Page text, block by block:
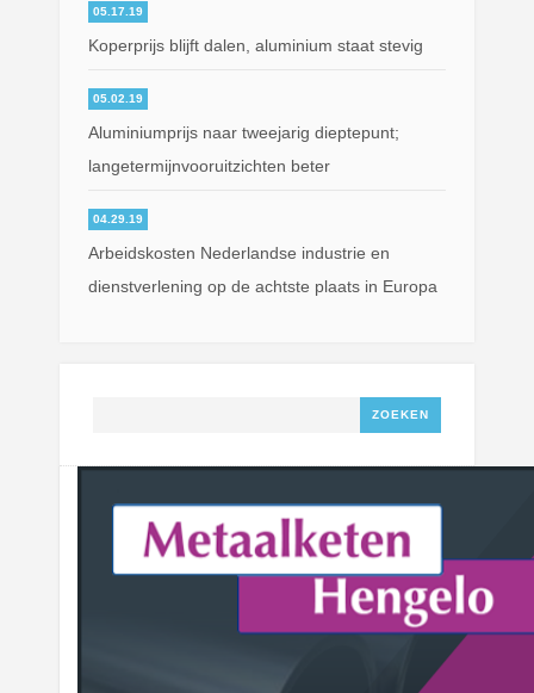
05.17.19
Koperprijs blijft dalen, aluminium staat stevig
05.02.19
Aluminiumprijs naar tweejarig dieptepunt;
langetermijnvooruitzichten beter
04.29.19
Arbeidskosten Nederlandse industrie en
dienstverlening op de achtste plaats in Europa